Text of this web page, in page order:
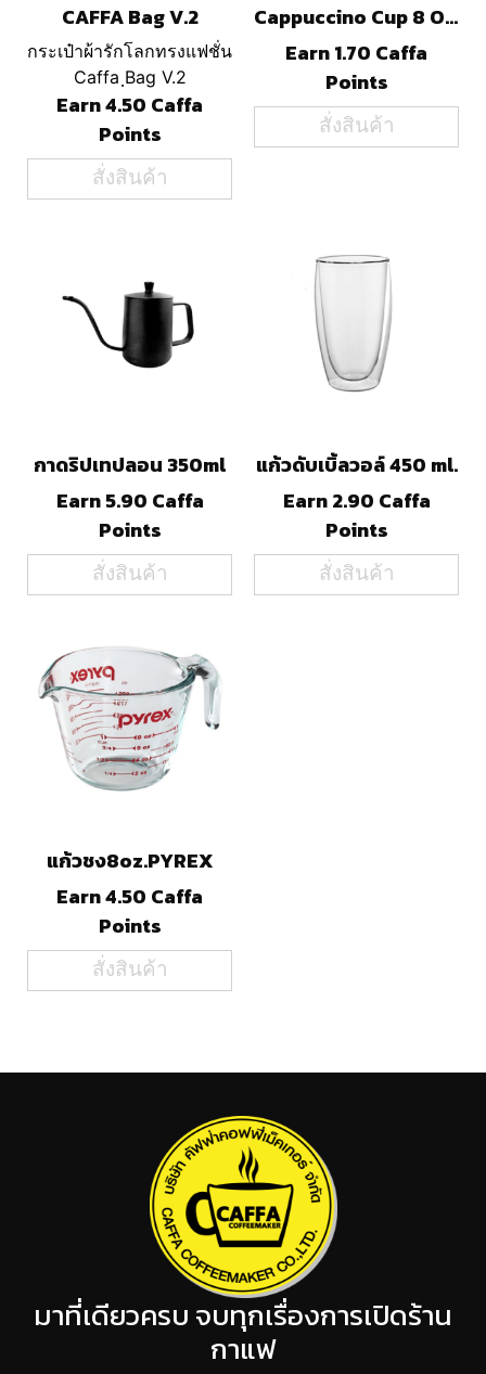
CAFFA Bag V.2
กระเป๋าผ้ารักโลกทรงแฟชั่น
Caffa ฺBag V.2
Earn 4.50 Caffa
Points
สั่งสินค้า
Cappuccino Cup 8 Oz.
Earn 1.70 Caffa
Points
สั่งสินค้า
กาดริปเทปลอน 350ml
Earn 5.90 Caffa
Points
สั่งสินค้า
แก้วดับเบิ้ลวอล์ 450 ml.
Earn 2.90 Caffa
Points
สั่งสินค้า
แก้วชง8oz.PYREX
Earn 4.50 Caffa
Points
สั่งสินค้า
มาที่เดียวครบ จบทุกเรื่องการเปิดร้าน
กาแฟ